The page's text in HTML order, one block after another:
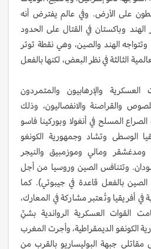
على الأرض. وفي عالم يفترض أنه
وباكستان في القتال على الحدود
الهند والصين، وهي نقطة توتر
الثالثة في نظر البعض، لكنها بالفعل
العسكرية والإرهابيون والمتمردون
والقراصنة والانفصاليون، وذلك
المسلح في أنغولا وبوركينا فاسو
الوسطى وتشاد وجمهورية الكونغو
ومدغشقر ومالي وموزمبيق والنيجر
وتتنافس الصين وروسيا من أجل
بالفعل قاعدة في جيبوتي). كما
أفريقيا وتُعتبر مشاركة في المعارك،
القوات العسكرية الرواندية بشنِّ
الكونغو الديمقراطية، وأجرت المغرب
جبهة البوليساريو بالقرب من